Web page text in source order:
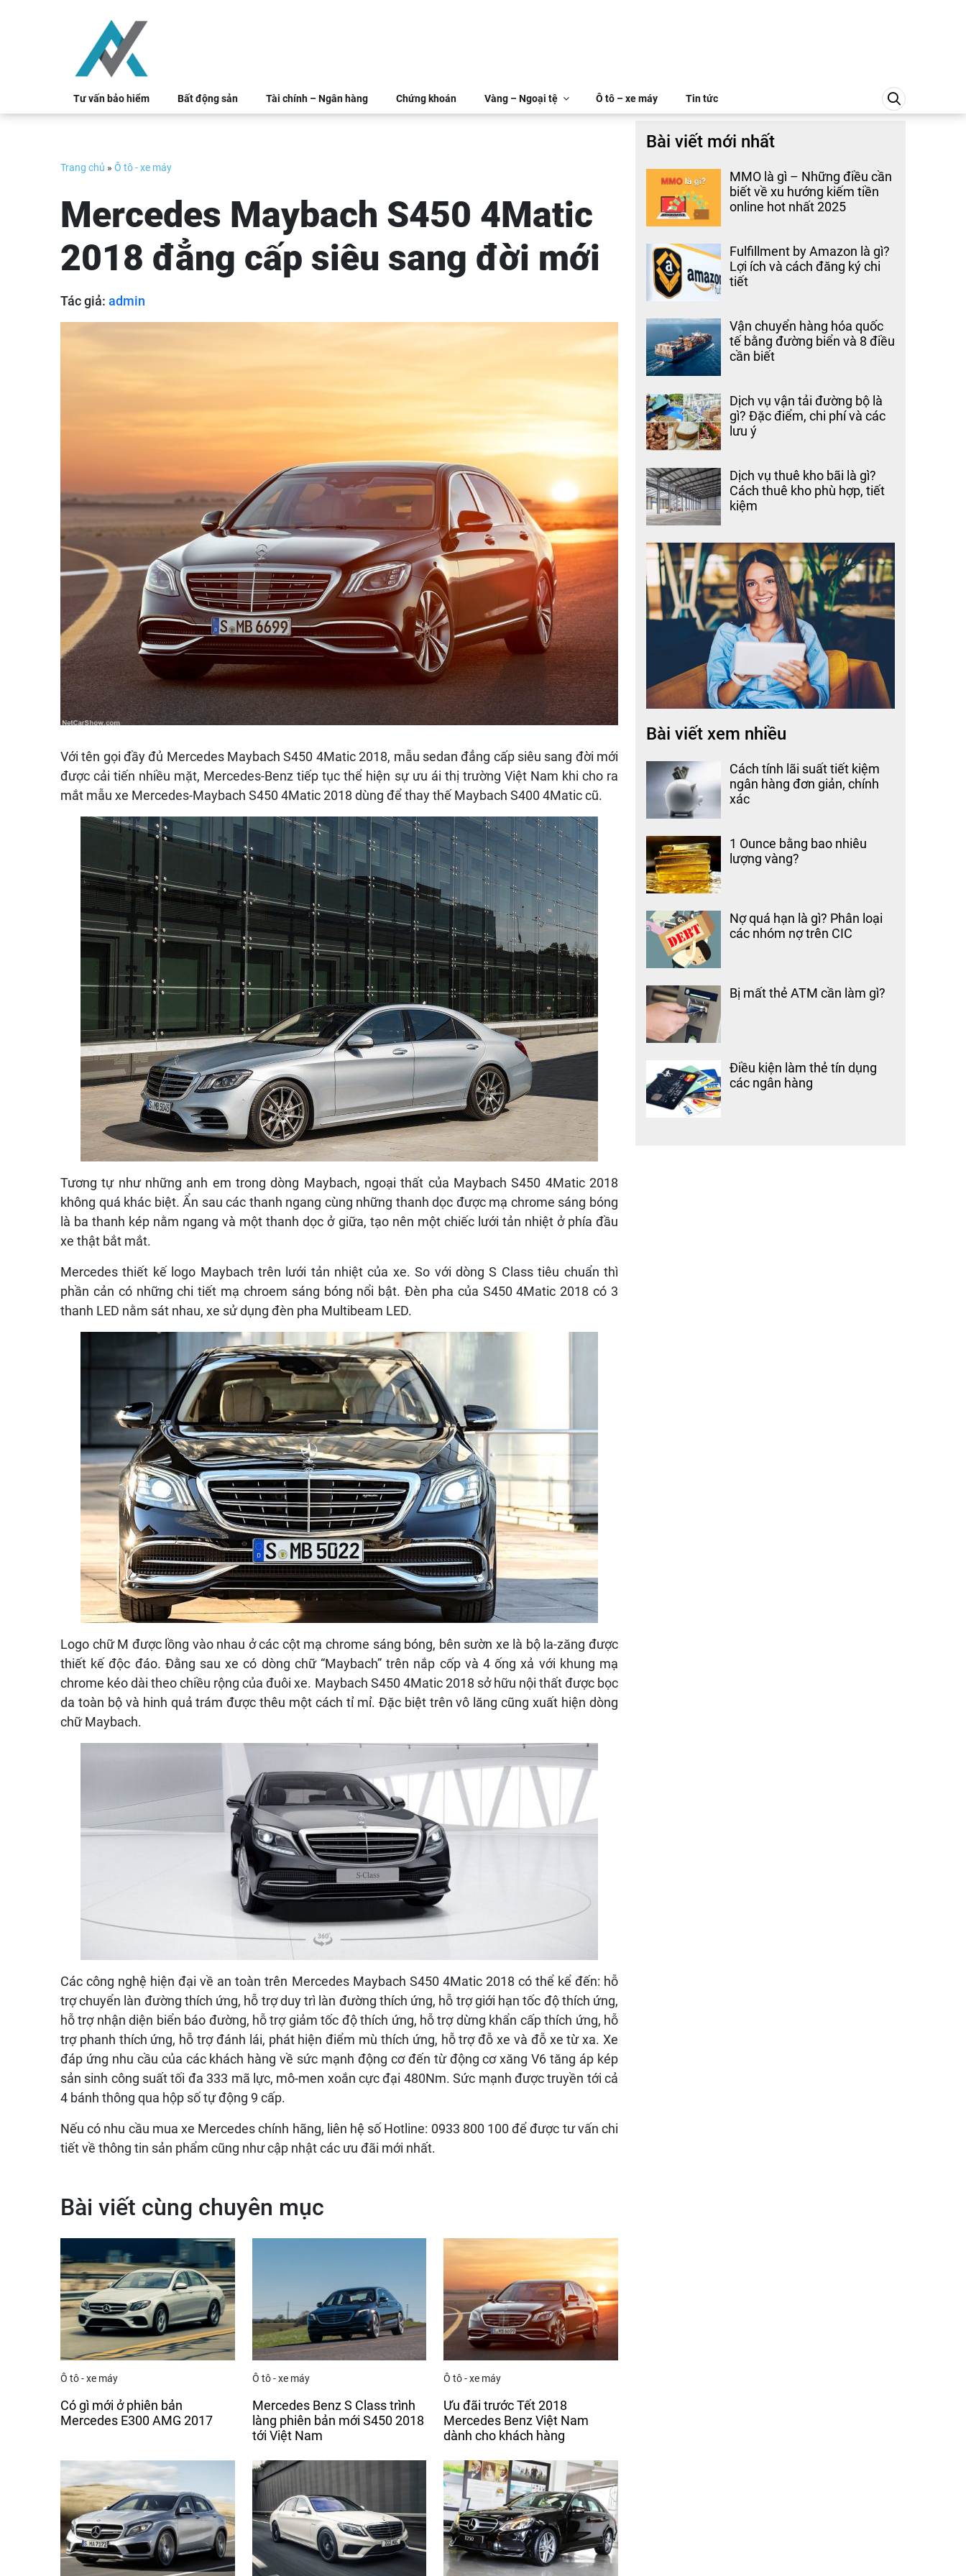
Tư vấn bảo hiểm Bất động sản Tài chính – Ngân hàng Chứng khoán Vàng – Ngoại tệ Ô tô – xe máy Tin tức
Trang chủ » Ô tô - xe máy
Mercedes Maybach S450 4Matic
2018 đẳng cấp siêu sang đời mới
Tác giả: admin
Với tên gọi đầy đủ Mercedes Maybach S450 4Matic 2018, mẫu sedan đẳng cấp siêu sang đời mới
được cải tiến nhiều mặt, Mercedes-Benz tiếp tục thể hiện sự ưu ái thị trường Việt Nam khi cho ra
mắt mẫu xe Mercedes-Maybach S450 4Matic 2018 dùng để thay thế Maybach S400 4Matic cũ.
Tương tự như những anh em trong dòng Maybach, ngoại thất của Maybach S450 4Matic 2018
không quá khác biệt.Ẩn sau các thanh ngang cùng những thanh dọc được mạ chrome sáng bóng
là ba thanh kép nằm ngang và một thanh dọc ở giữa, tạo nên một chiếc lưới tản nhiệt ở phía đầu
xe thật bắt mắt.
Mercedes thiết kế logo Maybach trên lưới tản nhiệt của xe.So với dòng S Class tiêu chuẩn thì
phần cản có những chi tiết mạ chroem sáng bóng nổi bật.Đèn pha của S450 4Matic 2018 có 3
thanh LED nằm sát nhau, xe sử dụng đèn pha Multibeam LED.
Logo chữ M được lồng vào nhau ở các cột mạ chrome sáng bóng, bên sườn xe là bộ la-zăng được
thiết kế độc đáo. Đằng sau xe có dòng chữ “Maybach” trên nắp cốp và 4 ống xả với khung mạ
chrome kéo dài theo chiều rộng của đuôi xe. Maybach S450 4Matic 2018 sở hữu nội thất được bọc
da toàn bộ và hinh quả trám được thêu một cách tỉ mỉ. Đặc biệt trên vô lăng cũng xuất hiện dòng
chữ Maybach.
Các công nghệ hiện đại về an toàn trên Mercedes Maybach S450 4Matic 2018 có thể kể đến: hỗ
trợ chuyển làn đường thích ứng, hỗ trợ duy trì làn đường thích ứng, hỗ trợ giới hạn tốc độ thích ứng,
hỗ trợ nhận diện biển báo đường, hỗ trợ giảm tốc độ thích ứng, hỗ trợ dừng khẩn cấp thích ứng, hỗ
trợ phanh thích ứng, hỗ trợ đánh lái, phát hiện điểm mù thích ứng, hỗ trợ đỗ xe và đỗ xe từ xa.Xe
đáp ứng nhu cầu của các khách hàng về sức mạnh động cơ đến từ động cơ xăng V6 tăng áp kép
sản sinh công suất tối đa 333 mã lực, mô-men xoắn cực đại 480Nm.Sức mạnh được truyền tới cả
4 bánh thông qua hộp số tự động 9 cấp.
Nếu có nhu cầu mua xe Mercedes chính hãng, liên hệ số Hotline: 0933 800 100 để được tư vấn chi
tiết về thông tin sản phẩm cũng như cập nhật các ưu đãi mới nhất.
Bài viết cùng chuyên mục
Ô tô - xe máy
Có gì mới ở phiên bản
Mercedes E300 AMG 2017
Ô tô - xe máy
Mercedes Benz S Class trình
làng phiên bản mới S450 2018
tới Việt Nam
Ô tô - xe máy
Ưu đãi trước Tết 2018
Mercedes Benz Việt Nam
dành cho khách hàng
Bài viết mới nhất
MMO là gì – Những điều cần
biết về xu hướng kiếm tiền
online hot nhất 2025
Fulfillment by Amazon là gì?
Lợi ích và cách đăng ký chi
tiết
Vận chuyển hàng hóa quốc
tế bằng đường biển và 8 điều
cần biết
Dịch vụ vận tải đường bộ là
gì? Đặc điểm, chi phí và các
lưu ý
Dịch vụ thuê kho bãi là gì?
Cách thuê kho phù hợp, tiết
kiệm
Bài viết xem nhiều
Cách tính lãi suất tiết kiệm
ngân hàng đơn giản, chính
xác
1 Ounce bằng bao nhiêu
lượng vàng?
Nợ quá hạn là gì? Phân loại
các nhóm nợ trên CIC
Bị mất thẻ ATM cần làm gì?
Điều kiện làm thẻ tín dụng
các ngân hàng